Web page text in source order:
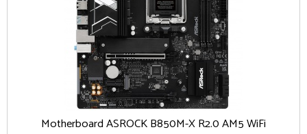
Motherboard ASROCK B850M-X R2.0 AM5 WiFi